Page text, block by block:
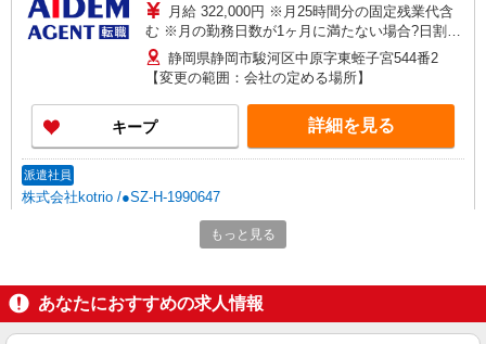
月給 322,000円 ※月25時間分の固定残業代含
む ※月の勤務日数が1ヶ月に満たない場合?日割り
計算とする ※試用期間あり：3ヶ月※試用期間中
の条件変更なし
静岡県静岡市駿河区中原字東蛭子宮544番2
【変更の範囲：会社の定める場所】
キープ 詳細を見る
派遣社員
株式会社kotrio /●SZ-H-1990647
＜静岡＞小さなデイサービスSTAFF募集≪週3
勤務≫≪夕方退社≫
通費全支給(ガソリン代含む)＞
静岡駅すぐ
もっと見る
あなたにおすすめの求人情報